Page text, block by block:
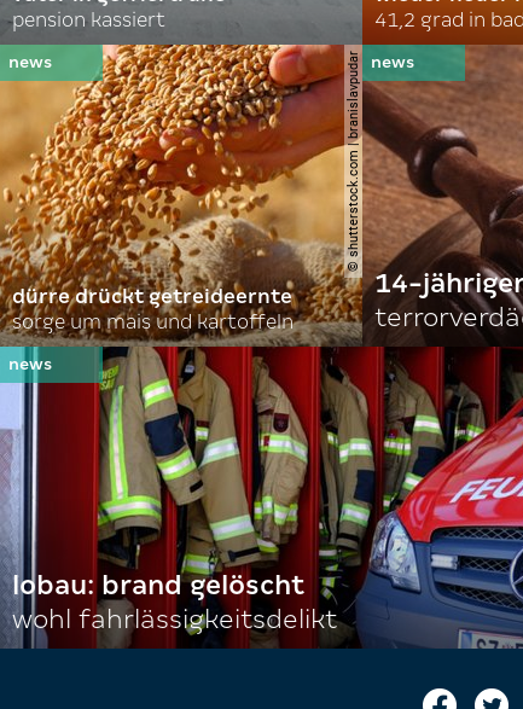
pension kassiert
41,2 grad in
© shutterstock.com | branislavpudar
dürre drückt getreideernte
sorge um mais und kartoffeln
14-
lobau: brand gelöscht
wohl fahrlässigkeitsdelikt